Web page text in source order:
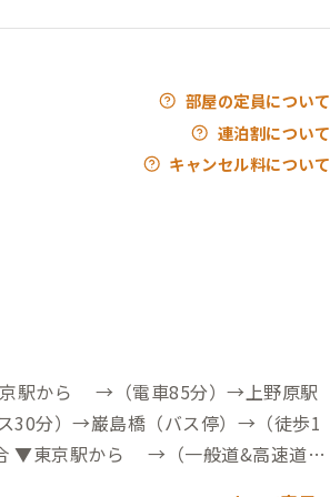
部屋の定員について
連泊割について
キャンセル料について
分）→巌島橋（バス停）→（徒歩1